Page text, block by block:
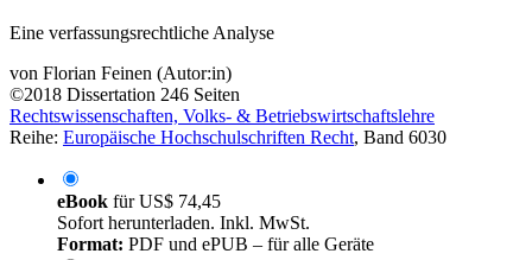
Eine verfassungsrechtliche Analyse
von Florian Feinen (Autor:in)
©2018 Dissertation 246 Seiten
Rechtswissenschaften, Volks- & Betriebswirtschaftslehre
Reihe: Europäische Hochschulschriften Recht, Band 6030
eBook fürUS$ 74,45
Sofort herunterladen. Inkl. MwSt.
Format: PDF und ePUB – für alle Geräte